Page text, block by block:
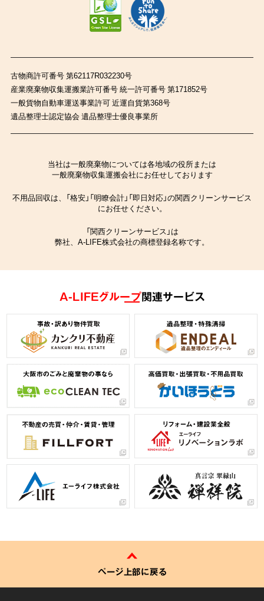
古物商許可番号 第62117R032230号
産業廃棄物収集運搬業許可番号 統一許可番号 第171852号
一般貨物自動車運送事業許可 近運自貨第368号
遺品整理士認定協会 遺品整理士優良事業所
当社は一般廃棄物については各地域の役所または
一般廃棄物収集運搬会社にお任せしております
不用品回収は、「格安」「明瞭会計」「即日対応」の関西クリーンサービス
にお任せください。
「関西クリーンサービス」は
弊社、A-LIFE株式会社の商標登録名称です。
A-LIFEグループ関連サービス
ページ上部に戻る